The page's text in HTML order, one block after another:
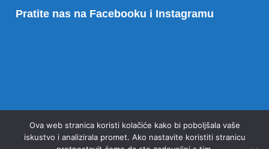
Pratite nas na Facebooku i Instagramu
Ova web stranica koristi kolačiće kako bi poboljšala vaše
iskustvo i analizirala promet. Ako nastavite koristiti stranicu